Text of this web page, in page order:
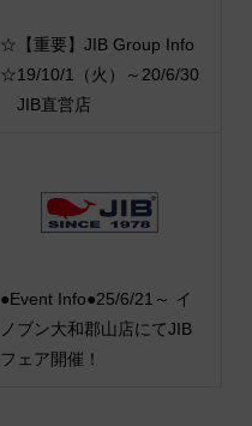
☆【重要】JIB Group Info
☆19/10/1（火）～20/6/30
JIB直営店
●Event Info●25/6/21～ イ
ノブン大和郡山店にてJIB
フェア開催！